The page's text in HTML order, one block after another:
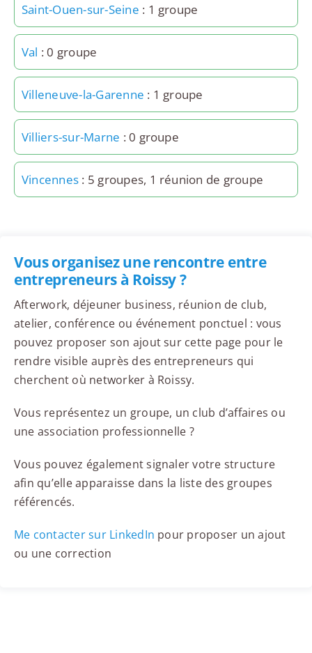
Saint-Ouen-sur-Seine : 1 groupe
Val : 0 groupe
Villeneuve-la-Garenne : 1 groupe
Villiers-sur-Marne : 0 groupe
Vincennes : 5 groupes, 1 réunion de groupe
Vous organisez une rencontre entre
entrepreneurs à Roissy ?
Afterwork, déjeuner business, réunion de club,
atelier, conférence ou événement ponctuel : vous
pouvez proposer son ajout sur cette page pour le
rendre visible auprès des entrepreneurs qui
cherchent où networker à Roissy.
Vous représentez un groupe, un club d’affaires ou
une association professionnelle ?
Vous pouvez également signaler votre structure
afin qu’elle apparaisse dans la liste des groupes
référencés.
Me contacter sur LinkedIn pour proposer un ajout
ou une correction